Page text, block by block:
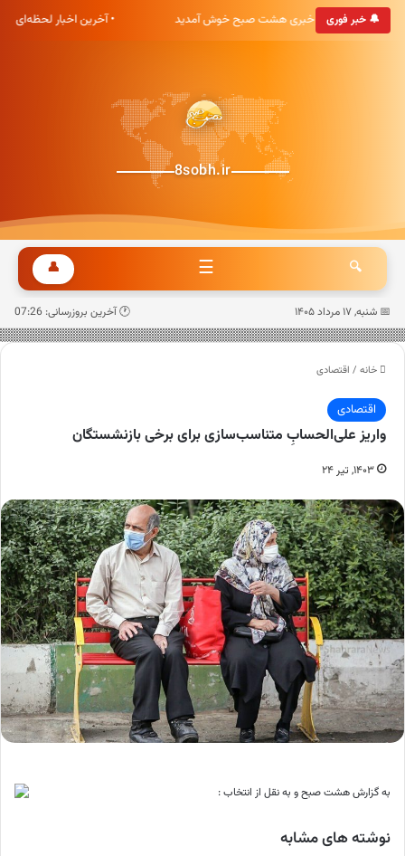
🔔 خبر فوری
• به پایگاه خبری هشت صبح خوش آمدید • آخرین اخبار لحظه‌ای
8sobh.ir
🔍
☰
👤
📅 شنبه, ۱۷ مرداد ۱۴۰۵ 🕐 آخرین بروزرسانی: 07:26
خانه / اقتصادی
اقتصادی
واریز علی‌الحسابِ متناسب‌سازی برای برخی بازنشستگان
۱۴۰۳, تیر ۲۴
به گزارش هشت صبح و به نقل از انتخاب :
نوشته های مشابه